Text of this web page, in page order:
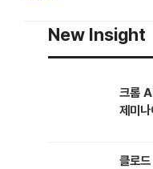
불리해질 수 있다. GPT-3
지금보다 훨씬 불안정했다. …
New Insight
크롬
제미
클로